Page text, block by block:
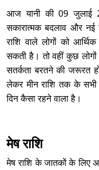
आज यानी की 09 जुलाई
सकारात्मक बदलाव और
राशि वाले लोगों को
सकती है। तो वहीं कुछ लोगों
सतर्कता बरतने की जरूरत
लेकर मीन राशि तक के
दिन कैसा रहने वाला है।
मेष राशि
मेष राशि के जातकों के लिए